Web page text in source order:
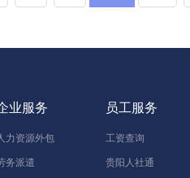
业服务
力资源外包
务派遣
员工服务
工资查询
贵阳人社通